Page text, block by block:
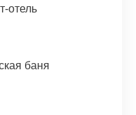
отель
баня